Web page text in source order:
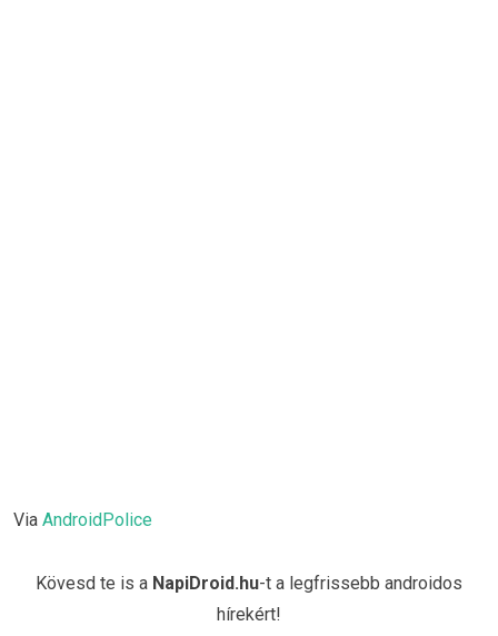
Via AndroidPolice
Kövesd te is a NapiDroid.hu-t a legfrissebb androidos
hírekért!